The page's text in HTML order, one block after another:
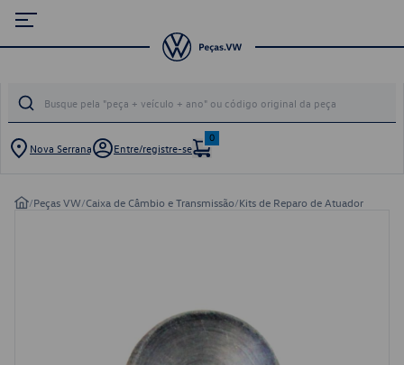
Nova Serrana Entre/registre-se
0
/Peças VW/Caixa de Câmbio e Transmissão/Kits de Reparo de Atuador